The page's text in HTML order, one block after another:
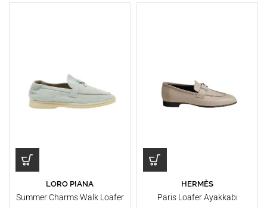
LORO PIANA
Summer Charms Walk Loafer
HERMÈS
Paris Loafer Ayakkabı